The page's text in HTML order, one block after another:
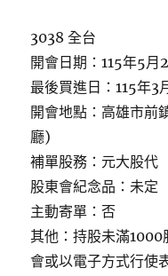
3038 全台
開會日期：115年5月
最後買進日：115年3
開會地點：高雄市前
廳)
補單股務：元大股代
股東會紀念品：未定
主動寄單：否
其他：持股未滿1000
會或以電子方式行使